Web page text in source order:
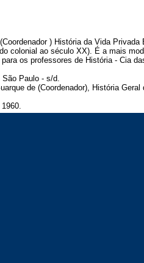
) História da Vida
colonial ao século XX). É a mais
os professores de História - Cia
Paulo - s/d.
de (Coordenador), História